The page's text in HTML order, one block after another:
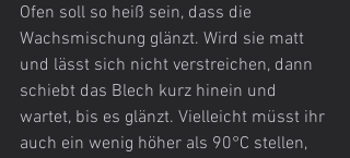
Ofen soll so heiß sein, dass die
Wachsmischung glänzt. Wird sie matt
und lässt sich nicht verstreichen, dann
schiebt das Blech kurz hinein und
wartet, bis es glänzt. Vielleicht müsst ihr
auch ein wenig höher als 90°C stellen,